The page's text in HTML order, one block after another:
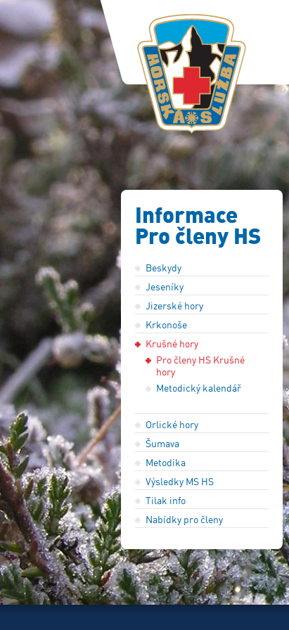
Informace
Pro členy HS
Beskydy
Jeseníky
Jizerské hory
Krkonoše
Krušné hory
Pro členy HS Krušné
hory
Metodický kalendář
Orlické hory
Šumava
Metodika
Výsledky MS HS
Tilak info
Nabídky pro členy